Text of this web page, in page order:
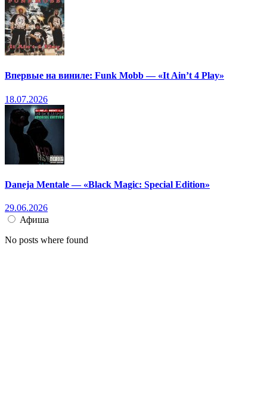
Впервые на виниле: Funk Mobb — «It Ain’t 4 Play»
18.07.2026
Daneja Mentale — «Black Magic: Special Edition»
29.06.2026
Афиша
No posts where found